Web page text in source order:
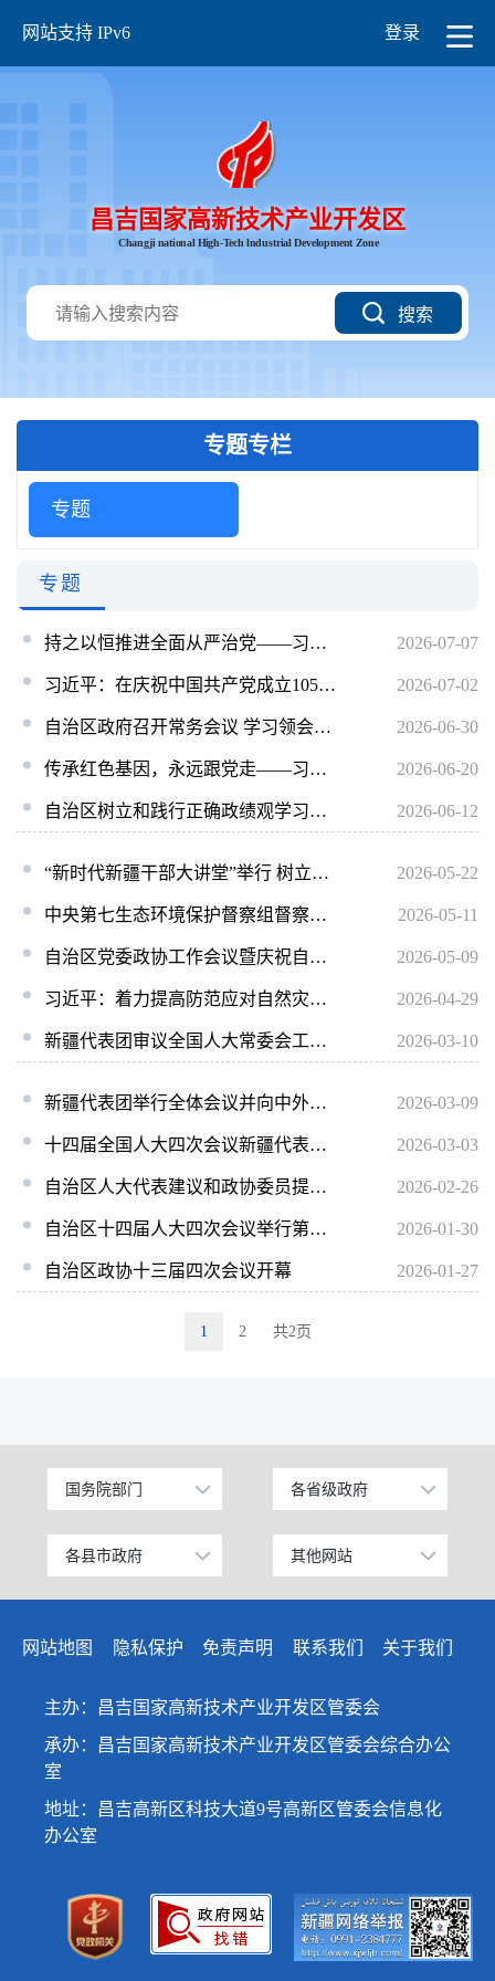
网站支持 IPv6 登录
昌吉国家高新技术产业开发区
Changji national High-Tech lndustrial Development Zone
搜索
专题专栏
专题
专题
持之以恒推进全面从严治党——习近平总书记在庆祝中国共产党成立105周年大会上的重要讲话在新疆引发热烈反响 2026-07-07
习近平：在庆祝中国共产党成立105周年大会上的讲话 2026-07-02
自治区政府召开常务会议 学习领会习近平党建思想 2026-06-30
传承红色基因，永远跟党走——习近平总书记的重要回信激励广大党员干部在新征程上书写优异答卷 2026-06-20
自治区树立和践行正确政绩观学习教育警示教育会召开 2026-06-12
“新时代新疆干部大讲堂”举行 树立和践行正确政绩观专题辅导讲座 2026-05-22
中央第七生态环境保护督察组督察新疆维吾尔自治区和新疆生产建设兵团动员会在乌鲁木齐召开 2026-05-11
自治区党委政协工作会议暨庆祝自治区政协成立75周年大会召开 2026-05-09
习近平：着力提高防范应对自然灾害能力 切实维护人民群众生命财产安全 2026-04-29
新疆代表团审议全国人大常委会工作报告等 2026-03-10
新疆代表团举行全体会议并向中外媒体开放 2026-03-09
十四届全国人大四次会议新疆代表团举行全体会议 2026-03-03
自治区人大代表建议和政协委员提案交办会强调 以高质量办理成效服务高质量发展 2026-02-26
自治区十四届人大四次会议举行第二次全体会议 2026-01-30
自治区政协十三届四次会议开幕 2026-01-27
1 2 共2页
国务院部门
公安部
工业和信息化部
国防部
外交部
司法部
人力资源和社会保障部
自然资源部
各省级政府
北京
上海
山东
浙江
广西
各县市政府
昌吉市
玛纳斯县
呼图壁县
吉木萨尔县
奇台县
木垒哈萨克自治县
昌吉国家高新技术产业开发区
新疆昌吉国家农高区
其他网站
中国昌吉网
网上信访大厅
人民网
新华网
网站地图 隐私保护 免责声明 联系我们 关于我们
主办：昌吉国家高新技术产业开发区管委会
承办：昌吉国家高新技术产业开发区管委会综合办公
室
地址：昌吉高新区科技大道9号高新区管委会信息化
办公室